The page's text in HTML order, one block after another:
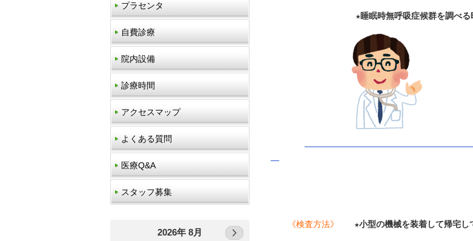
★睡眠時無呼吸症候群を調べる
《検査方法》 ★小型の機械を装着して帰宅し
プラセンタ
自費診療
院内設備
診療時間
アクセスマップ
よくある質問
医療Q&A
スタッフ募集
2026年 8月